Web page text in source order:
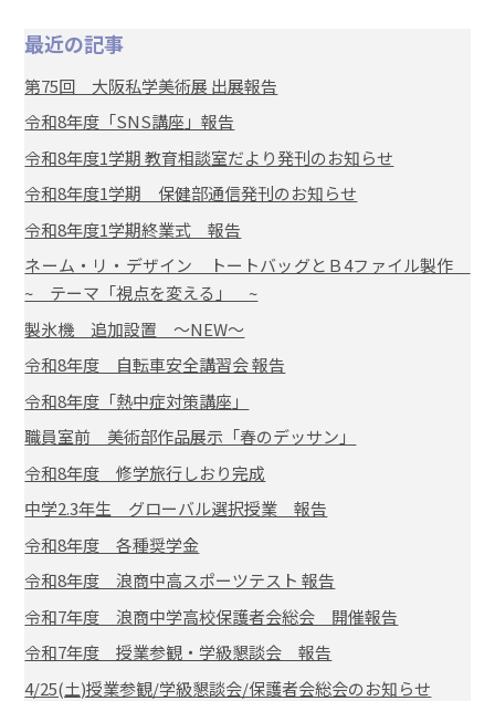
最近の記事
第75回 大阪私学美術展 出展報告
令和8年度「SNS講座」報告
令和8年度1学期 教育相談室だより発刊のお知らせ
令和8年度1学期 保健部通信発刊のお知らせ
令和8年度1学期終業式 報告
ネーム・リ・デザイン トートバッグとＢ4ファイル製作
~ テーマ「視点を変える」 ~
製氷機 追加設置 ～NEW～
令和8年度 自転車安全講習会 報告
令和8年度「熱中症対策講座」
職員室前 美術部作品展示「春のデッサン」
令和8年度 修学旅行しおり完成
中学2.3年生 グローバル選択授業 報告
令和8年度 各種奨学金
令和8年度 浪商中高スポーツテスト 報告
令和7年度 浪商中学高校保護者会総会 開催報告
令和7年度 授業参観・学級懇談会 報告
4/25(土)授業参観/学級懇談会/保護者会総会のお知らせ